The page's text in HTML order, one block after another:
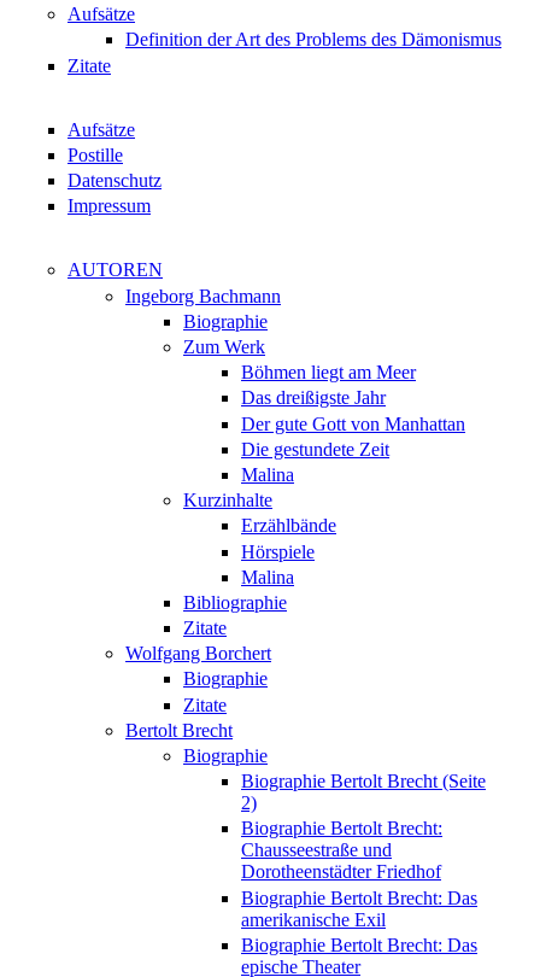
Aufsätze
Definition der Art des Problems des Dämonismus
Zitate
Aufsätze
Postille
Datenschutz
Impressum
AUTOREN
Ingeborg Bachmann
Biographie
Zum Werk
Böhmen liegt am Meer
Das dreißigste Jahr
Der gute Gott von Manhattan
Die gestundete Zeit
Malina
Kurzinhalte
Erzählbände
Hörspiele
Malina
Bibliographie
Zitate
Wolfgang Borchert
Biographie
Zitate
Bertolt Brecht
Biographie
Biographie Bertolt Brecht (Seite
2)
Biographie Bertolt Brecht:
Chausseestraße und
Dorotheenstädter Friedhof
Biographie Bertolt Brecht: Das
amerikanische Exil
Biographie Bertolt Brecht: Das
epische Theater